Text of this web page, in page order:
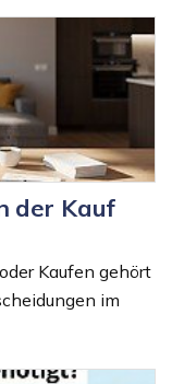
der Kauf
Kaufen gehört
im